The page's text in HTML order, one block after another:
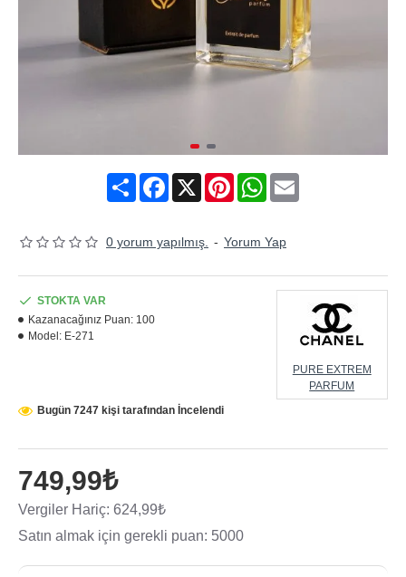
ShareFacebook
X PinterestWhatsApp
Email
0 yorum yapılmış. - Yorum Yap
749,99₺
Vergiler Hariç: 624,99₺
Satın almak için gerekli puan: 5000
STOKTA VAR
Kazanacağınız Puan: 100
Model: E-271
PURE EXTREM
PARFUM
Bugün 7247 kişi tarafından İncelendi